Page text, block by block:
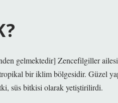
gelmektedir] Zencefilgiller
bir iklim bölgesidir. Güzel
süs bitkisi olarak yetiştirilirdi.